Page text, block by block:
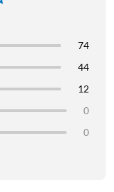
74
44
12
0
0